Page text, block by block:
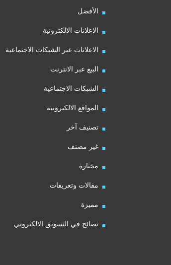
الأفضل
الاعلانات الالكترونية
الاعلانات عبر الشبكات الاجتماعية
البيع عبر الانترنت
الشبكات الاجتماعية
المواقع الالكترونية
تصنيف آخر
غير مصنف
مختارة
مقالات وتعريفات
مميزة
نصائح في التسويق الالكتروني